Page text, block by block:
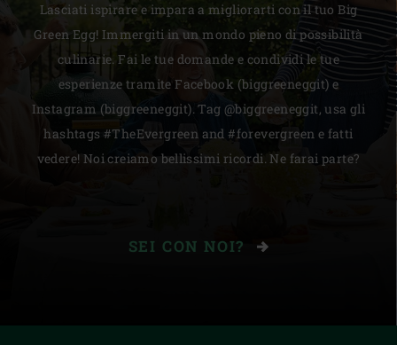
Lasciati ispirare e impara a migliorarti con il tuo Big
Green Egg! Immergiti in un mondo pieno di possibilità
culinarie. Fai le tue domande e condividi le tue
esperienze tramite Facebook (biggreeneggit) e
Instagram (biggreeneggit). Tag @biggreeneggit, usa gli
hashtags #TheEvergreen and #forevergreen e fatti
vedere! Noi creiamo bellissimi ricordi. Ne farai parte?
SEI CON NOI?